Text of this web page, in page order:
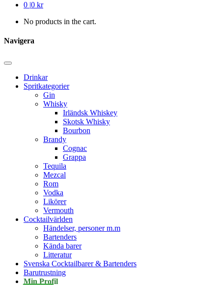
0 |0 kr
No products in the cart.
Navigera
Drinkar
Spritkategorier
Gin
Whisky
Irländsk Whiskey
Skotsk Whisky
Bourbon
Brandy
Cognac
Grappa
Tequila
Mezcal
Rom
Vodka
Likörer
Vermouth
Cocktailvärlden
Händelser, personer m.m
Bartenders
Kända barer
Litteratur
Svenska Cocktailbarer & Bartenders
Barutrustning
Min Profil